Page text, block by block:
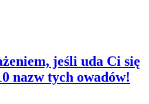
jeśli uda Ci się
nazw tych owadów!